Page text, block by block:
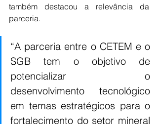
também destacou a relevância da
parceria.
“A parceria entre o CETEM e o
SGB tem o objetivo de
potencializar o
desenvolvimento tecnológico
em temas estratégicos para o
fortalecimento do setor mineral